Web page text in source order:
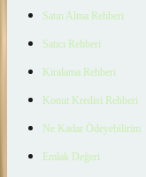
Satın Alma Rehberi
Satıcı Rehberi
Kiralama Rehberi
Konut Kredisi Rehberi
Ne Kadar Ödeyebilirim
Emlak Değeri